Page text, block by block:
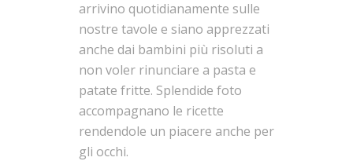
arrivino quotidianamente sulle
nostre tavole e siano apprezzati
anche dai bambini più risoluti a
non voler rinunciare a pasta e
patate fritte. Splendide foto
accompagnano le ricette
rendendole un piacere anche per
gli occhi.